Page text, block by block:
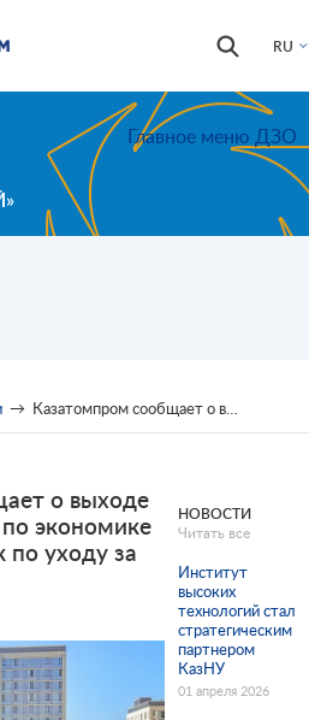
RU
Форма
Поиск
Главное меню ДЗО
→ Казатомпром сообщает о выходе Главного директора по экономике и финансам в отпуск по уходу за ребенком
о выходе
по экономике
по уходу за
НОВОСТИ
Читать все
Институт
высоких
технологий стал
стратегическим
партнером
КазНУ
01 апреля 2026